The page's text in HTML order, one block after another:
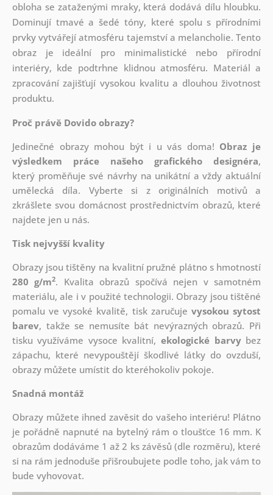
obloha se zataženými mraky, která dodává dílu hloubku.
Dominují tmavé a šedé tóny, které spolu s přírodními
prvky vytvářejí atmosféru tajemství a melancholie. Tento
obraz je ideální pro minimalistické nebo přírodní
interiéry, kde podtrhne klidnou atmosféru. Materiál a
zpracování zajišťují vysokou kvalitu a dlouhou životnost
produktu.
Proč právě Dovido obrazy?
Jedinečné obrazy mohou být i u vás doma! Obraz je
výsledkem práce našeho grafického designéra,
který proměňuje své návrhy na unikátní a vždy aktuální
umělecká díla. Vyberte si z originálních motivů a
zkrášlete svou domácnost prostřednictvím obrazů, které
najdete jen u nás.
Tisk nejvyšší kvality
Obrazy jsou tištěny na kvalitní pružné plátno s hmotností
280 g/m2. Kvalita obrazů spočívá nejen v samotném
materiálu, ale i v použité technologii. Obrazy jsou tištěné
pomalu ve vysoké kvalitě, tisk zaručuje vysokou sytost
barev, takže se nemusíte bát nevýrazných obrazů. Při
tisku využíváme vysoce kvalitní,ekologické barvybez
zápachu, které nevypouštějí škodlivé látky do ovzduší,
obrazy můžete umístit do kteréhokoliv pokoje.
Snadná montáž
Obrazy můžete ihned zavěsit do vašeho interiéru! Plátno
je pořádně napnuté na bytelný rám o tloušťce 16 mm. K
obrazům dodáváme 1 až 2 ks závěsů (dle rozměru), které
si na rám jednoduše přišroubujete podle toho, jak vám to
bude vyhovovat.